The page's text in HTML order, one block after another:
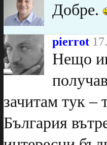
Добре.
pierrot
Нещо
зачитам тук –
България